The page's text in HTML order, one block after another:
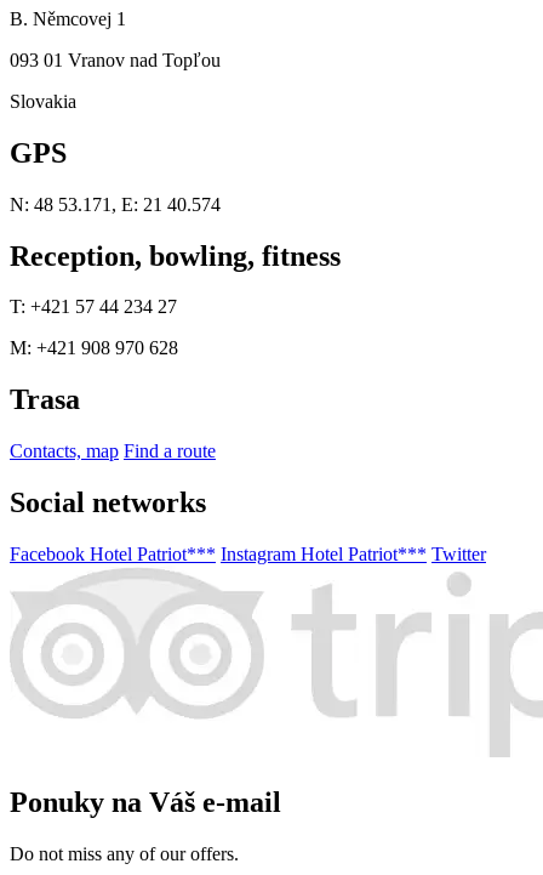
B. Němcovej 1
093 01 Vranov nad Topľou
Slovakia
GPS
N: 48 53.171, E: 21 40.574
Reception, bowling, fitness
T: +421 57 44 234 27
M: +421 908 970 628
Trasa
Contacts, map Find a route
Social networks
Facebook Hotel Patriot*** Instagram Hotel Patriot*** Twitter
Ponuky na Váš e-mail
Do not miss any of our offers.